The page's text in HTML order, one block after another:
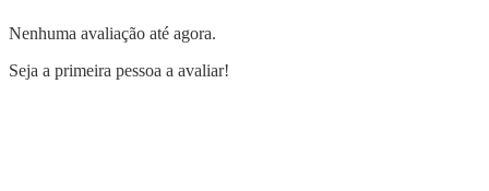
Nenhuma avaliação até agora.
Seja a primeira pessoa a avaliar!